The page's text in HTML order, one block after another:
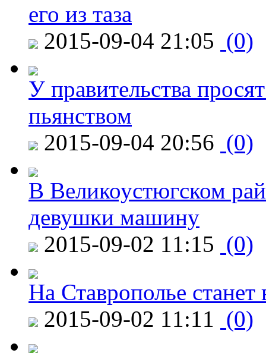
его из таза
2015-09-04 21:05 (0)
У правительства
пьянством
2015-09-04 20:56 (0)
В Великоустюгском
девушки машину
2015-09-02 11:15 (0)
На Ставрополье
2015-09-02 11:11 (0)